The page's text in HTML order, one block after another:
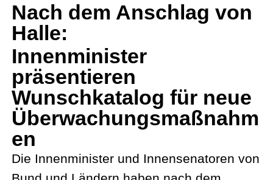
Nach dem Anschlag von
Halle:
Innenminister
präsentieren
Wunschkatalog für neue
Überwachungsmaßnahm
en
Die Innenminister und Innensenatoren von